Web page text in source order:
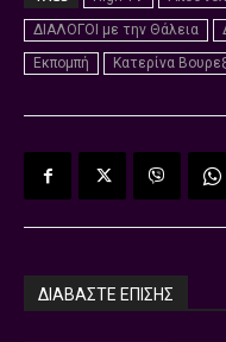
ΔΙΑΛΟΓΟΙ με την Θάλεια
Εκπομπή
Κατερίνα
ΔΙΑΒΑΣΤΕ ΕΠΙΣΗΣ